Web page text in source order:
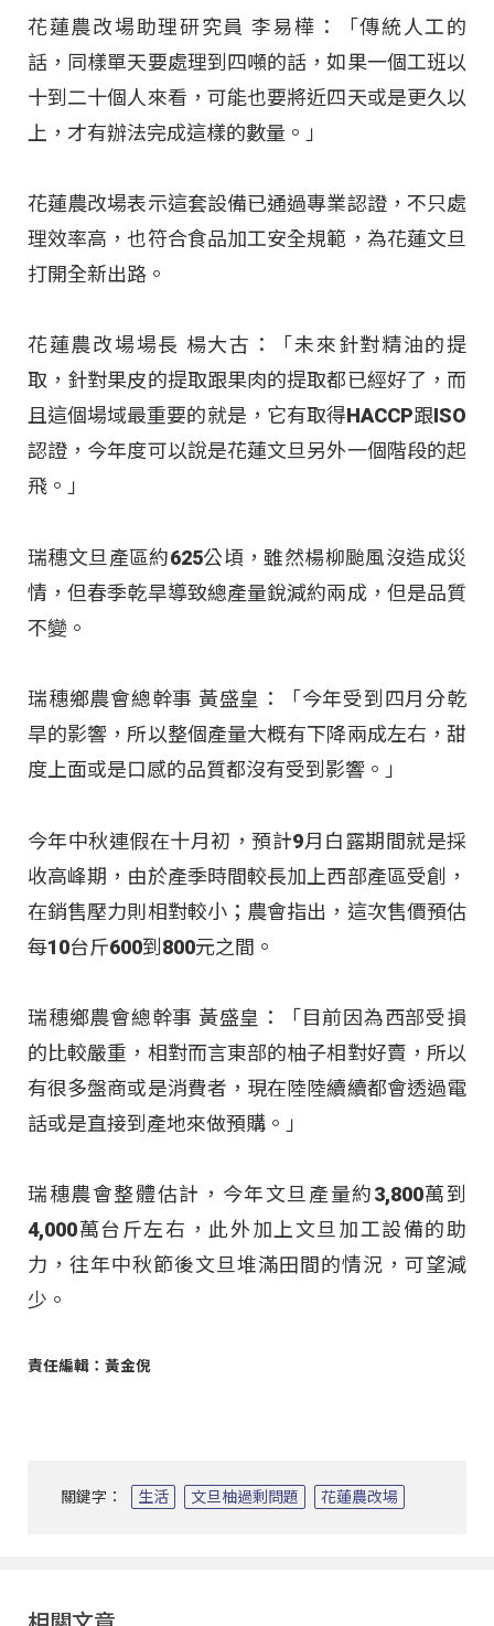
花蓮農改場助理研究員 李易樺：「傳統人工的
話，同樣單天要處理到四噸的話，如果一個工班以
十到二十個人來看，可能也要將近四天或是更久以
上，才有辦法完成這樣的數量。」
花蓮農改場表示這套設備已通過專業認證，不只處
理效率高，也符合食品加工安全規範，為花蓮文旦
打開全新出路。
花蓮農改場場長 楊大古：「未來針對精油的提
取，針對果皮的提取跟果肉的提取都已經好了，而
且這個場域最重要的就是，它有取得HACCP跟ISO
認證，今年度可以說是花蓮文旦另外一個階段的起
飛。」
瑞穗文旦產區約625公頃，雖然楊柳颱風沒造成災
情，但春季乾旱導致總產量銳減約兩成，但是品質
不變。
瑞穗鄉農會總幹事 黃盛皇：「今年受到四月分乾
旱的影響，所以整個產量大概有下降兩成左右，甜
度上面或是口感的品質都沒有受到影響。」
今年中秋連假在十月初，預計9月白露期間就是採
收高峰期，由於產季時間較長加上西部產區受創，
在銷售壓力則相對較小；農會指出，這次售價預估
每10台斤600到800元之間。
瑞穗鄉農會總幹事 黃盛皇：「目前因為西部受損
的比較嚴重，相對而言東部的柚子相對好賣，所以
有很多盤商或是消費者，現在陸陸續續都會透過電
話或是直接到產地來做預購。」
瑞穗農會整體估計，今年文旦產量約3,800萬到
4,000萬台斤左右，此外加上文旦加工設備的助
力，往年中秋節後文旦堆滿田間的情況，可望減
少。
責任編輯：黃金倪
關鍵字： 生活 文旦柚過剩問題 花蓮農改場